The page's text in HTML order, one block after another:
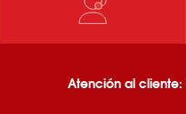
Atención al cliente: